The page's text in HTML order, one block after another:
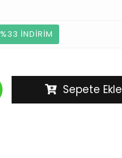
%33 İNDİRİM
Sepete Ekle